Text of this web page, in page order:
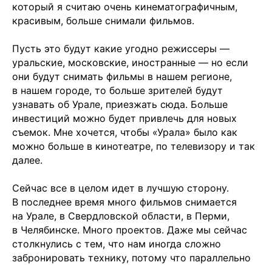
который я считаю очень кинематографичным,
красивым, больше снимали фильмов.
Пусть это будут какие угодно режиссеры —
уральские, московские, иностранные — но если
они будут снимать фильмы в нашем регионе,
в нашем городе, то больше зрителей будут
узнавать об Урале, приезжать сюда. Больше
инвестиций можно будет привлечь для новых
съемок. Мне хочется, чтобы «Урала» было как
можно больше в кинотеатре, по телевизору и так
далее.
Сейчас все в целом идет в лучшую сторону.
В последнее время много фильмов снимается
на Урале, в Свердловской области, в Перми,
в Челябинске. Много проектов. Даже мы сейчас
столкнулись с тем, что нам иногда сложно
забронировать технику, потому что параллельно
*Instagram 💧
Написать редакции
ООО «Вам понравится»
Чойс. Новости Екатеринбурга, люди, места,
события
*Instagram💧
Телеграм
Вконтакте